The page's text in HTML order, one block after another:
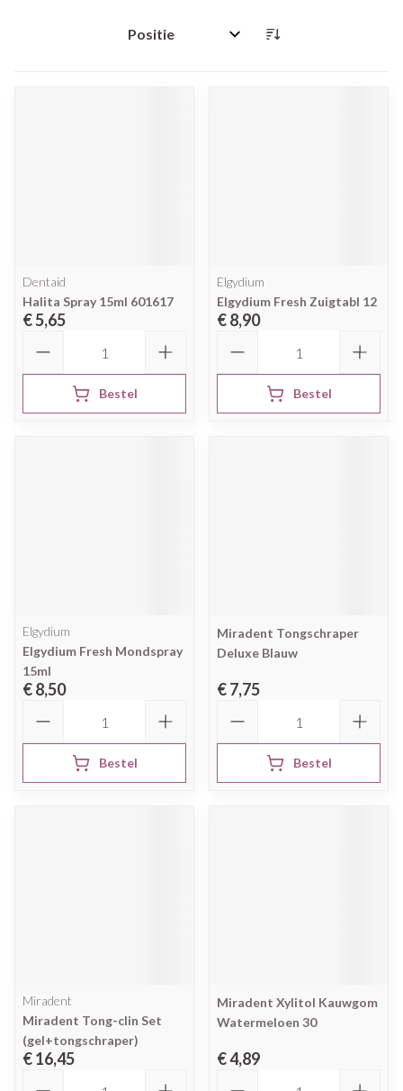
Sorteer op:
Dentaid
Halita Spray 15ml 601617
€ 5,65
Bestel
Elgydium
Elgydium Fresh Zuigtabl 12
€ 8,90
Bestel
Elgydium
Elgydium Fresh Mondspray
15ml
€ 8,50
Bestel
Miradent Tongschraper
Deluxe Blauw
€ 7,75
Bestel
Miradent
Miradent Tong-clin Set
(gel+tongschraper)
€ 16,45
Miradent Xylitol Kauwgom
Watermeloen 30
€ 4,89